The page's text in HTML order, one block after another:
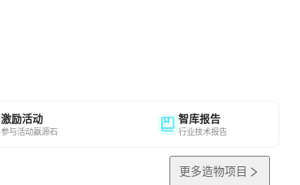
激励活动
参与活动赢源石
智库报告
行业技术报告
更多造物项目